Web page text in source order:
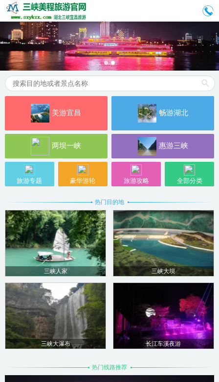
美游宜昌 畅游湖北
两坝一峡 惠游三峡
旅游专题 豪华游轮 旅游攻略 全部分类
热门目的地
三峡人家 三峡大坝
三峡大瀑布 长江车溪夜游
热门线路推荐